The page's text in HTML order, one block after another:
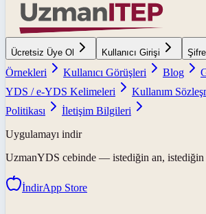
Ücretsiz Üye Ol Kullanıcı Girişi
Örnekleri
Kullanıcı Görüşleri Blog
YDS / e-YDS Kelimeleri
Kullanım
Politikası
İletişim Bilgileri
Uygulamayı indir
UzmanYDS cebinde — istediğin an, istediğin
İndirApp Store